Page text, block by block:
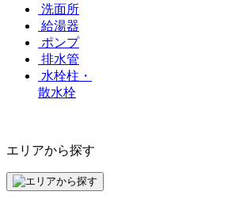
洗面所
給湯器
ポンプ
排水管
水栓柱・
散水栓
エリアから探す